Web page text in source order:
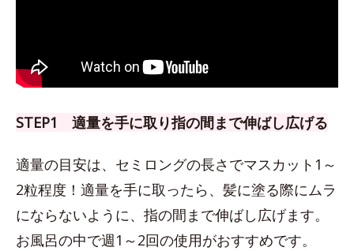
STEP1 適量を手に取り指の間まで伸ばし広げる
適量の目安は、セミロングの長さでマスカット1～
2粒程度！適量を手に取ったら、髪に塗る際にムラ
にならないように、指の間まで伸ばし広げます。
お風呂の中で週1～2回の使用がおすすめです。